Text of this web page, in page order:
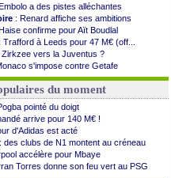
a des pistes alléchantes
: Renard affiche ses ambitions
confirme pour Aït Boudlal
: Trafford à Leeds pour 47 M€ (off...
Zirkzee vers la Juventus ?
s'impose contre Getafe
Zakarian et sa relation avec Kita
prêt à libérer Kondogbia ?
message touchant d'Akliouche
en remet une couche
maintient la pression
encense Luis Enrique
jusqu'en 2032 (officiel)
va rejoindre Getafe
refusée pour Aguerd
du moment
pointé du doigt
arrive pour 140 M€ !
d'Adidas est acté
: des clubs de N1 montent au créneau
accélère pour Mbaye
Torres donne son feu vert au PSG